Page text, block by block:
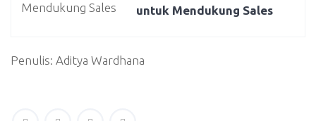
untuk Mendukung Sales
Penulis: Aditya Wardhana